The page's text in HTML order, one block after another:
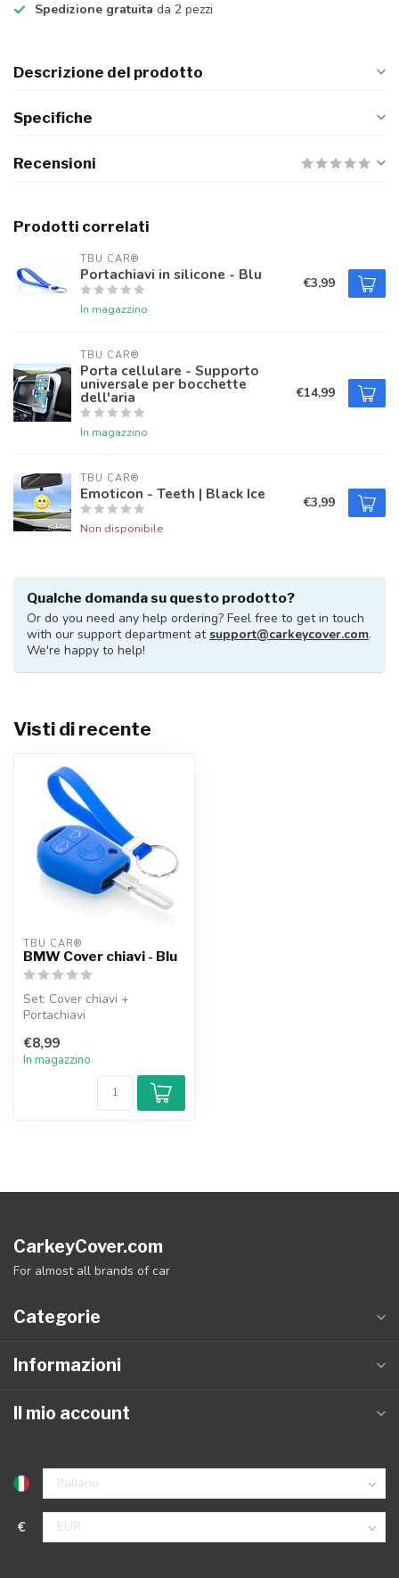
Spedizione gratuita da 2 pezzi
Descrizione del prodotto
Specifiche
Recensioni
Prodotti correlati
TBU CAR®
Portachiavi in silicone - Blu
In magazzino
€3,99
TBU CAR®
Porta cellulare - Supporto
universale per bocchette
dell'aria
In magazzino
€14,99
TBU CAR®
Emoticon - Teeth | Black Ice
Non disponibile
€3,99
Qualche domanda su questo prodotto?
Or do you need any help ordering? Feel free to get in touch
with our support department atsupport@carkeycover.com.
We're happy to help!
Visti di recente
TBU CAR®
BMW Cover chiavi - Blu
Set: Cover chiavi +
Portachiavi
€8,99
In magazzino
CarkeyCover.com
For almost all brands of car
Categorie
Informazioni
Il mio account
€